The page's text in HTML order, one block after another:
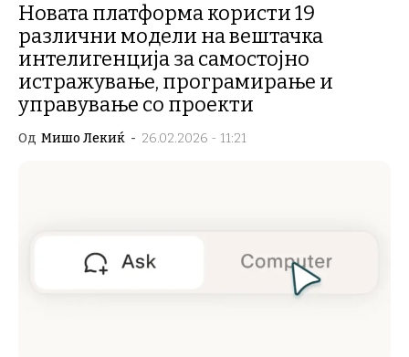
Новата платформа користи 19
различни модели на вештачка
интелигенција за самостојно
истражување, програмирање и
управување со проекти
Од Мишо Лекиќ - 26.02.2026 - 11:21